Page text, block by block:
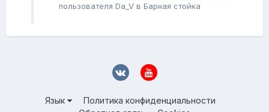
пользователя Da_V в Барная стойка
Язык
Политика конфиденциальности